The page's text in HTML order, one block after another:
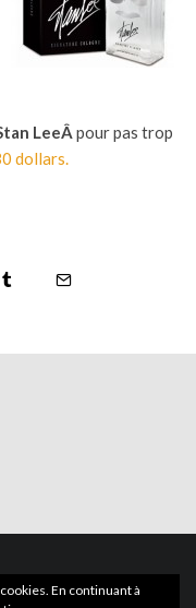
LeeÂ pour pas trop
dollars.
En continuant à